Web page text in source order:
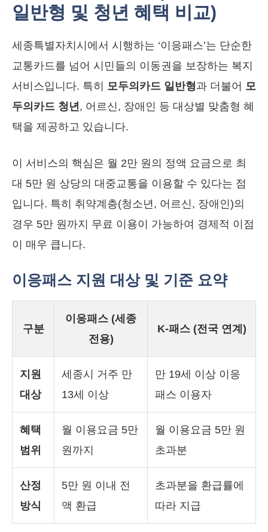
일반형 및 청년 혜택 비교)
세종특별자치시에서 시행하는 ‘이응패스’는 단순한
교통카드를 넘어 시민들의 이동권을 보장하는 복지
서비스입니다. 특히 모두의카드 일반형과 더불어 모
두의카드 청년 , 어르신, 장애인 등 대상별 맞춤형 혜
택을 제공하고 있습니다.
이 서비스의 핵심은 월 2만 원의 정액 요금으로 최
대 5만 원 상당의 대중교통을 이용할 수 있다는 점
입니다. 특히 취약계층(청소년, 어르신, 장애인)의
경우 5만 원까지 무료 이용이 가능하여 경제적 이점
이 매우 큽니다.
이응패스 지원 대상 및 기준 요약
구분
이응패스 (세종
전용)
K-패스 (전국 연계)
지원
대상
세종시 거주 만
13세 이상
만 19세 이상 이응
패스 이용자
혜택
범위
월 이용요금 5만
원까지
월 이용요금 5만 원
초과분
산정
방식
5만 원 이내 전
액 환급
초과분을 환급률에
따라 지급